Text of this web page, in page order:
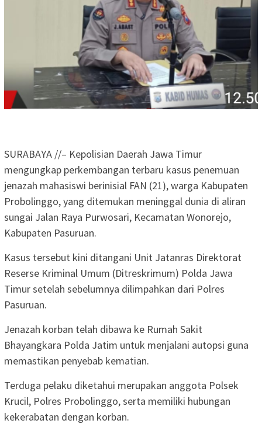
SURABAYA //– Kepolisian Daerah Jawa Timur
mengungkap perkembangan terbaru kasus penemuan
jenazah mahasiswi berinisial FAN (21), warga Kabupaten
Probolinggo, yang ditemukan meninggal dunia di aliran
sungai Jalan Raya Purwosari, Kecamatan Wonorejo,
Kabupaten Pasuruan.
Kasus tersebut kini ditangani Unit Jatanras Direktorat
Reserse Kriminal Umum (Ditreskrimum) Polda Jawa
Timur setelah sebelumnya dilimpahkan dari Polres
Pasuruan.
Jenazah korban telah dibawa ke Rumah Sakit
Bhayangkara Polda Jatim untuk menjalani autopsi guna
memastikan penyebab kematian.
Terduga pelaku diketahui merupakan anggota Polsek
Krucil, Polres Probolinggo, serta memiliki hubungan
kekerabatan dengan korban.